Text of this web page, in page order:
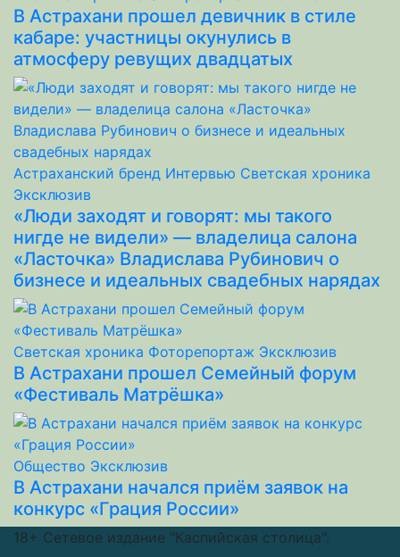
В Астрахани прошел девичник в стиле
кабаре: участницы окунулись в
атмосферу ревущих двадцатых
Астраханский бренд Интервью Светская хроника
Эксклюзив
«Люди заходят и говорят: мы такого
нигде не видели» — владелица салона
«Ласточка» Владислава Рубинович о
бизнесе и идеальных свадебных нарядах
Светская хроника Фоторепортаж Эксклюзив
В Астрахани прошел Семейный форум
«Фестиваль Матрёшка»
Общество Эксклюзив
В Астрахани начался приём заявок на
конкурс «Грация России»
18+ Сетевое издание "Каспийская столица".